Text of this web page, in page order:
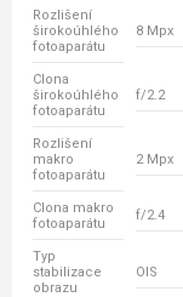
Rozlišení
širokoúhlého
fotoaparátu
8 Mpx
Clona
širokoúhlého
fotoaparátu
f/2.2
Rozlišení
makro
fotoaparátu
2 Mpx
Clona makro
fotoaparátu
f/2.4
Typ
stabilizace
obrazu
OIS